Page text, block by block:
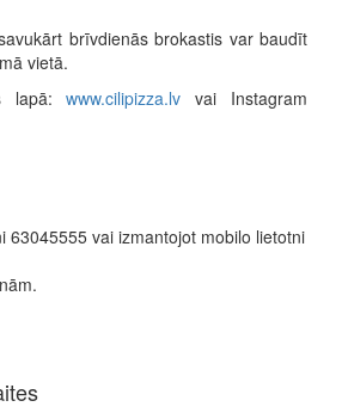
brīvdienās brokastis var baudīt
vietā.
lapā:www.cilipizza.lv vai Instagram
vai izmantojot mobilo lietotni